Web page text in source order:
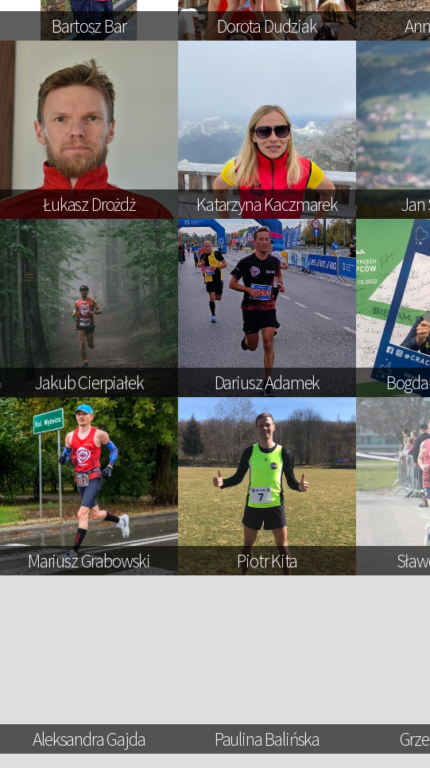
Bartosz Bar Dorota Dudziak
Łukasz Drożdż Katarzyna Kaczmarek Jan
Jakub Cierpiałek Dariusz Adamek
Mariusz Grabowski Piotr Kita
Aleksandra Gajda Paulina Balińska